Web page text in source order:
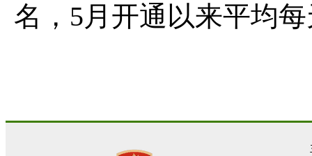
名，5月开通以来平均